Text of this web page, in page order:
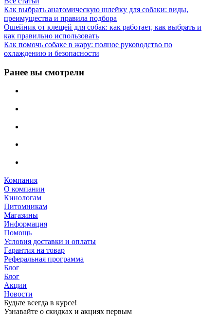
Как выбрать анатомическую шлейку для собаки: виды,
преимущества и правила подбора
Ошейник от клещей для собак: как работает, как выбрать и
как правильно использовать
Как помочь собаке в жару: полное руководство по
охлаждению и безопасности
Ранее вы смотрели
Компания
О компании
Кинологам
Питомникам
Магазины
Информация
Помощь
Условия доставки и оплаты
Гарантия на товар
Реферальная программа
Блог
Блог
Акции
Новости
Будьте всегда в курсе!
Узнавайте о скидках и акциях первым